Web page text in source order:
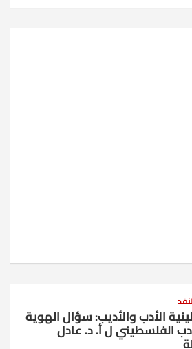
الأدب والأديب: سؤال الهوية
الفلسطيني ل أ. د. عادل